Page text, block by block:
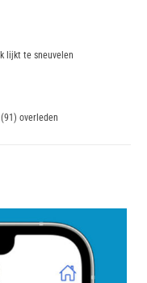
lijkt te sneuvelen
overleden